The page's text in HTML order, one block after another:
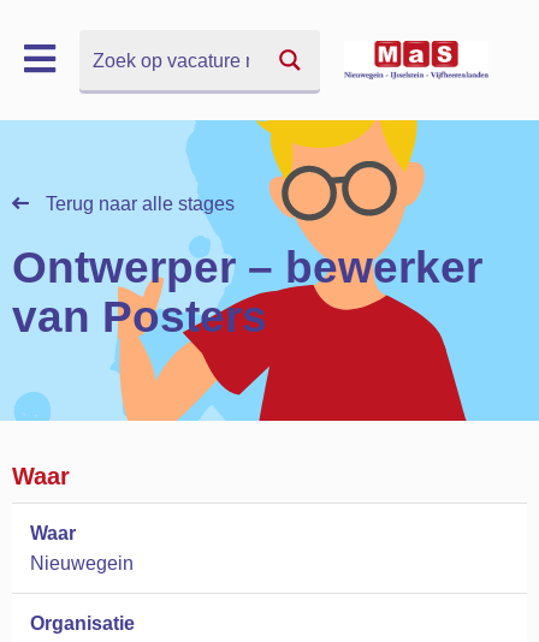
Terug naar alle stages
Ontwerper – bewerker
van Posters
Waar
Waar
Nieuwegein
Organisatie